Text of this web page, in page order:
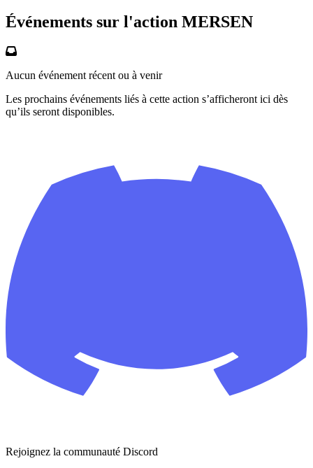
Événements sur l'action MERSEN
Aucun événement récent ou à venir
Les prochains événements liés à cette action s’afficheront ici dès
qu’ils seront disponibles.
Rejoignez la communauté Discord